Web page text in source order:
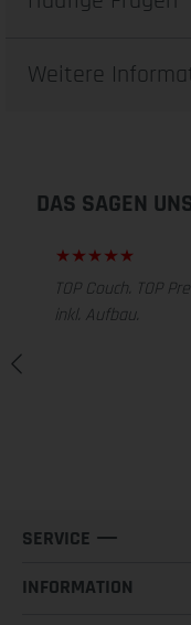
Weitere
DAS SAGEN
TOP Couch. TOP
inkl. Aufbau.
SERVICE
INFORMATION